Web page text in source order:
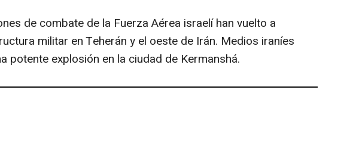
de combate de la Fuerza Aérea israelí han vuelto a
militar en Teherán y el oeste de Irán. Medios iraníes
potente explosión en la ciudad de Kermanshá.